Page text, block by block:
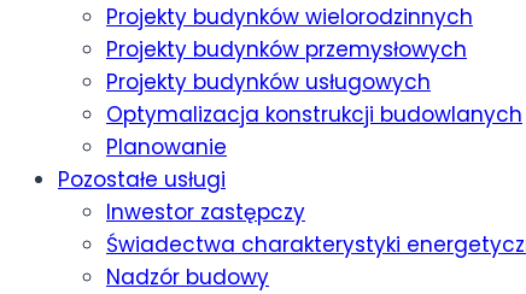
Projekty budynków wielorodzinnych
Projekty budynków przemysłowych
Projekty budynków usługowych
Optymalizacja konstrukcji budowlanych
Planowanie
Pozostałe usługi
Inwestor zastępczy
Świadectwa charakterystyki
Nadzór budowy